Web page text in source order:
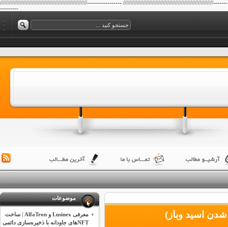
/////////////////////////////////////////////////////////----------------- ///////////////////////////////////////////////////////////-------
---------
اسید وباز)
موضوعات
معرفی Lusinex و AlfaTron | ساخت
NFTهای جاودانه با ذخیره‌سازی دائمی